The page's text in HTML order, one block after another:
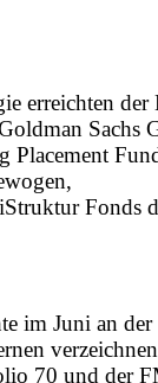
erreichten der
Sachs
Placement
Fonds
im Juni an der
70 und der